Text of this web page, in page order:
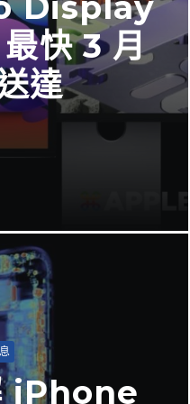
快 3 月
達
iPhone